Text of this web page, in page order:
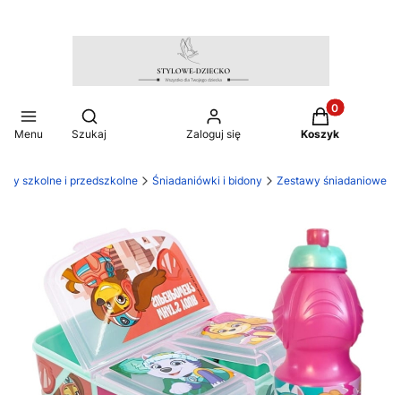
Menu
Otwórz wyszukiwarkę
Szukaj Zaloguj się
Produkty w
Koszyk
szkolne i przedszkolne Śniadaniówki i bidony Zestawy śniadaniowe